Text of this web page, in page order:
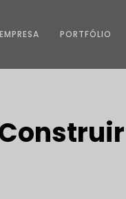
EMPRESA PORTFÓLIO